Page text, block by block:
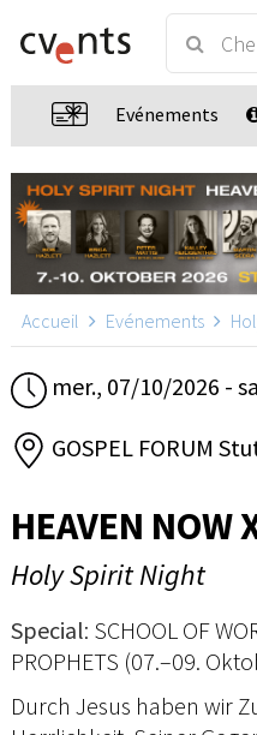
Evénements
Accueil Evénements
mer., 07/10/2026 -
GOSPEL FORUM
HEAVEN NOW
Holy Spirit Night
Special: SCHOOL OF
PROPHETS (07.–09.
Durch Jesus haben wir